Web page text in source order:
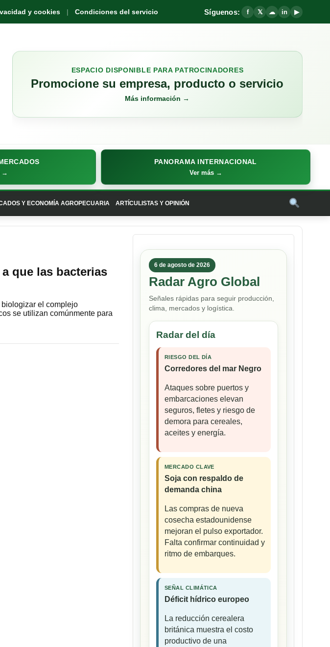
y cookies Condiciones del servicio Síguenos: f 𝕏 ☁ in ▶
ESPACIO DISPONIBLE PARA PATROCINADORES
Promocione su empresa, producto o servicio
Más información →
→
PANORAMA INTERNACIONAL
Ver más →
Y ECONOMÍA AGROPECUARIA ARTÍCULISTAS Y OPINIÓN
que las bacterias
el complejo
se utilizan comúnmente para
6 de agosto de 2026
Radar Agro Global
Señales rápidas para seguir producción,
clima, mercados y logística.
Radar del día
RIESGO DEL DÍA
Corredores del mar Negro
Ataques sobre puertos y
embarcaciones elevan
seguros, fletes y riesgo de
demora para cereales,
aceites y energía.
MERCADO CLAVE
Soja con respaldo de
demanda china
Las compras de nueva
cosecha estadounidense
mejoran el pulso exportador.
Falta confirmar continuidad y
ritmo de embarques.
SEÑAL CLIMÁTICA
Déficit hídrico europeo
La reducción cerealera
británica muestra el costo
productivo de una